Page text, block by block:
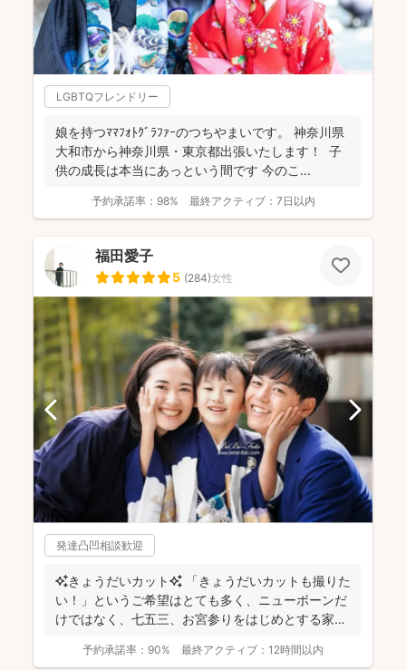
LGBTQフレンドリー
娘を持つﾏﾏﾌｫﾄｸﾞﾗﾌｧｰのつちやまいです。 神奈川県
大和市から神奈川県・東京都出張いたします！ 子
供の成長は本当にあっという間です 今のこ...
予約承諾率： 98% 最終アクティブ： 7日以内
福田愛子
5 (284)女性
発達凸凹相談歓迎
✨きょうだいカット✨ 「きょうだいカットも撮りた
い！」というご希望はとても多く、ニューボーンだ
けではなく、七五三、お宮参りをはじめとする家族
予約承諾率： 90% 最終アクティブ： 12時間以内